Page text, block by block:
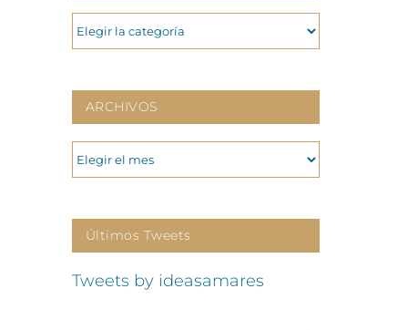
CATEGORIAS
ARCHIVOS
ARCHIVOS
Últimos Tweets
Tweets by ideasamares